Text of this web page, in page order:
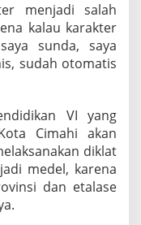
menjadi salah
kalau karakter
sunda, saya
sudah otomatis
VI yang
Cimahi akan
diklat
medel, karena
dan etalase